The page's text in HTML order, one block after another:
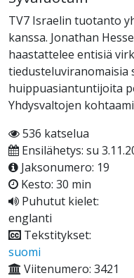
TV7 Israelin tuotanto
kanssa. Jonathan
haastattelee entisiä
tiedusteluviranomaisia
huippuasiantuntijoita
Yhdysvaltojen
536 katselua
Ensilähetys: su
Jaksonumero: 19
Kesto: 30 min
Puhutut kielet:
englanti
Tekstitykset:
suomi
Viitenumero: 3421